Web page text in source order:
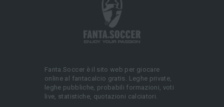
Fanta.Soccer è il sito web per giocare
online al fantacalcio gratis. Leghe private,
leghe pubbliche, probabili formazioni, voti
live, statistiche, quotazioni calciatori.